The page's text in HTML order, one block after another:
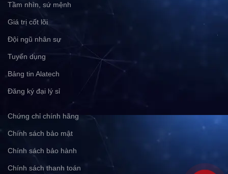
Tầm nhìn, sứ mệnh
Giá trị cốt lõi
Đội ngũ nhân sự
Tuyển dụng
Bảng tin Alatech
Đăng ký đại lý sỉ
Chứng chỉ chính hãng
Chính sách bảo mật
Chính sách bảo hành
Chính sách thanh toán